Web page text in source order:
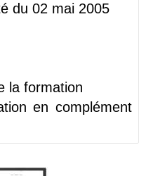
du 02 mai 2005
la formation
en complément